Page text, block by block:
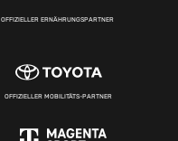
OFFIZIELLER ERNÄHRUNGSPARTNER
OFFIZIELLER MOBILITÄTS-PARTNER